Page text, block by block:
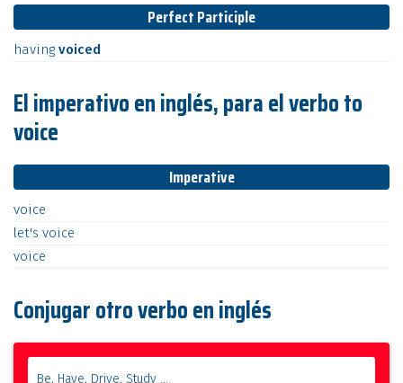
Perfect Participle
having voiced
El imperativo en inglés, para el verbo to
voice
Imperative
voice
let's voice
voice
Conjugar otro verbo en inglés